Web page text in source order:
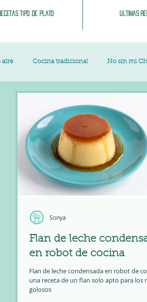
Ultimas
tipo de plato
aire Cocina tradicional No sin mi
Verduras Bebidas Salsas
Sandwich, bocatas, pizzas...
Semana Santa
Flan de leche
en robot de cocina
Flan de leche condensada en robot de
una receta de un flan solo apto para los
golosos
Sonya